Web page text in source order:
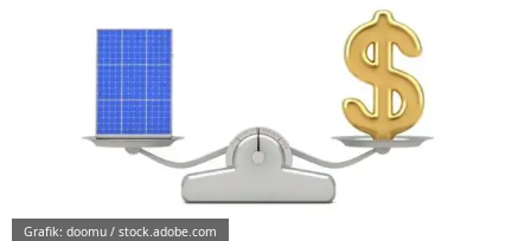
Grafik: doomu / stock.adobe.com